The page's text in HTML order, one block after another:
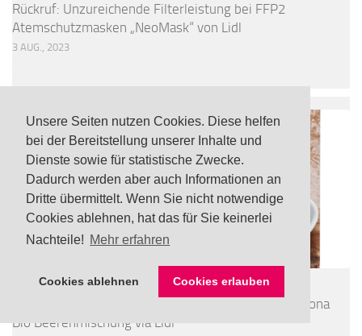
Unsere Seiten nutzen Cookies. Diese helfen
bei der Bereitstellung unserer Inhalte und
Dienste sowie für statistische Zwecke.
Dadurch werden aber auch Informationen an
Dritte übermittelt. Wenn Sie nicht notwendige
Cookies ablehnen, hat das für Sie keinerlei
Nachteile! Mehr erfahren
Cookies ablehnen Cookies erlauben
Rückruf: Unzureichende Filterleistung bei FFP2
Atemschutzmasken „NeoMask“ von Lidl
3 AUG., 2023
LEBENSMITTEL/TOP
UPDATE Rückruf: Noroviren in tiefgefrorener Freshona
Bio Beerenmischung via Lidl